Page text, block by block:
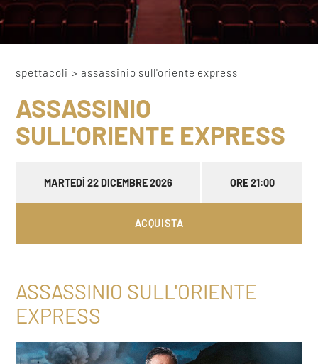
spettacoli > assassinio sull'oriente express
ASSASSINIO
SULL'ORIENTE EXPRESS
MARTEDÌ 22 DICEMBRE 2026 ORE 21:00
ACQUISTA
ASSASSINIO SULL'ORIENTE
EXPRESS